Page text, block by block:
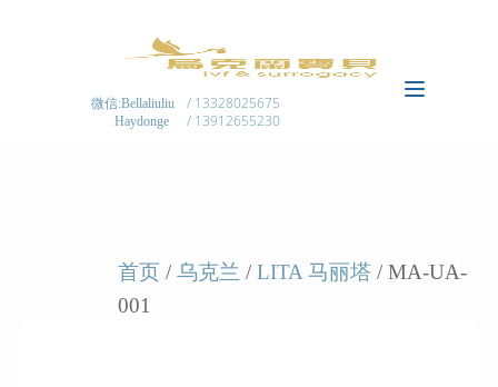
微信:Bellaliuliu
Haydonge
/ 13328025675
/ 13912655230
首页 / 乌克兰 / LITA 马丽塔 / MA-UA-
001